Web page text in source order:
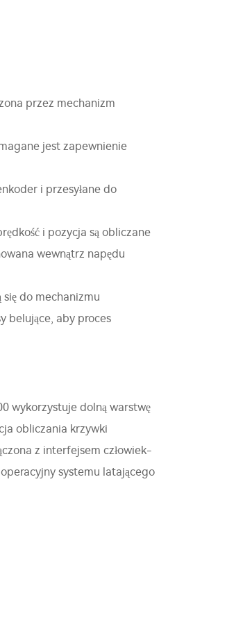
przez mechanizm
jest zapewnienie
i przesyłane do
i pozycja są obliczane
wewnątrz napędu
się do mechanizmu
belujące, aby proces
wykorzystuje dolną warstwę
obliczania krzywki
z interfejsem człowiek-
systemu latającego